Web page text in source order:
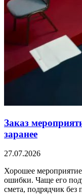
Заказ
заранее
27.07.2026
Хорошее
ошибки. Чаще его
смета, подрядчик без